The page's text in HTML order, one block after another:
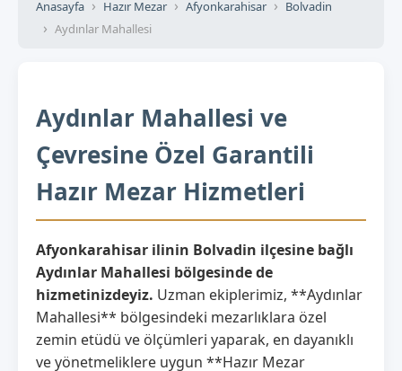
Anasayfa Hazır Mezar Afyonkarahisar
Bolvadin
Aydınlar Mahallesi
Aydınlar Mahallesi ve
Çevresine Özel Garantili
Hazır Mezar Hizmetleri
Afyonkarahisar ilinin Bolvadin ilçesine bağlı
Aydınlar Mahallesi bölgesinde de
hizmetinizdeyiz. Uzman ekiplerimiz, **Aydınlar
Mahallesi** bölgesindeki mezarlıklara özel
zemin etüdü ve ölçümleri yaparak, en dayanıklı
ve yönetmeliklere uygun **Hazır Mezar